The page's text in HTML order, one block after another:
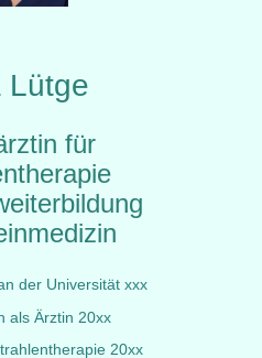
Lütge
für
der Universität xxx
als Ärztin 20xx
20xx